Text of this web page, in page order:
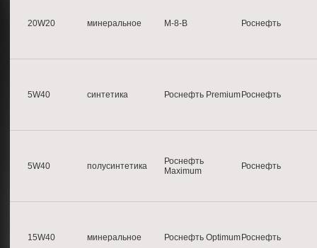
20W20 минеральное М-8-B Роснефть
5W40 синтетика Роснефть Premium Роснефть
5W40 полусинтетика
Роснефть
Maximum
Роснефть
15W40 минеральное Роснефть Optimum Роснефть